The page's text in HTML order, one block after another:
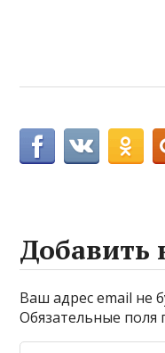
Добавить
Ваш адрес email не
Обязательные